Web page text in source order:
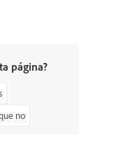
página?
no